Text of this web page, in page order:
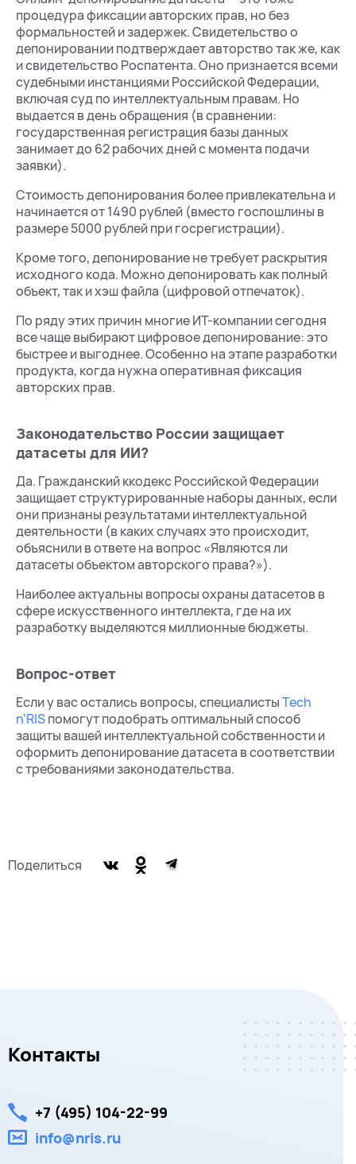
процедура фиксации авторских прав, но без
формальностей и задержек. Свидетельство о
депонировании подтверждает авторство так же, как
и свидетельство Роспатента. Оно признается всеми
судебными инстанциями Российской Федерации,
включая суд по интеллектуальным правам. Но
выдается в день обращения (в сравнении:
государственная регистрация базы данных
занимает до 62 рабочих дней с момента подачи
заявки).
Стоимость депонирования более привлекательна и
начинается от 1490 рублей (вместо госпошлины в
размере 5000 рублей при госрегистрации).
Кроме того, депонирование не требует раскрытия
исходного кода. Можно депонировать как полный
объект, так и хэш файла (цифровой отпечаток).
По ряду этих причин многие ИТ-компании сегодня
все чаще выбирают цифровое депонирование: это
быстрее и выгоднее. Особенно на этапе разработки
продукта, когда нужна оперативная фиксация
авторских прав.
Законодательство России защищает
датасеты для ИИ?
Да. Гражданский ккодекс Российской Федерации
защищает структурированные наборы данных, если
они признаны результатами интеллектуальной
деятельности (в каких случаях это происходит,
объяснили в ответе на вопрос «Являются ли
датасеты объектом авторского права?»).
Наиболее актуальны вопросы охраны датасетов в
сфере искусственного интеллекта, где на их
разработку выделяются миллионные бюджеты.
Вопрос-ответ
Если у вас остались вопросы, специалистыTech
n'RISпомогут подобрать оптимальный способ
защиты вашей интеллектуальной собственности и
оформить депонирование датасета в соответствии
с требованиями законодательства.
Поделиться
Контакты
+7 (495) 104-22-99
info@nris.ru